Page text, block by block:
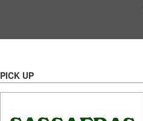
PICK UP